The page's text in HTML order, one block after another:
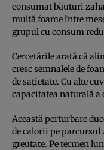
consumat băuturi
multă foame între
grupul cu consum
Cercetările arată că
cresc semnalele de
de sațietate. Cu alte
capacitatea naturală
Această perturbare
de calorii pe parcursul
greutate. Pe termen